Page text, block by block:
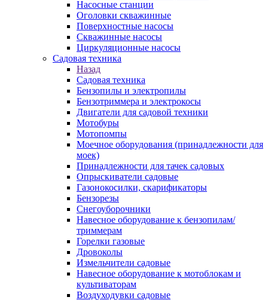
Насосные станции
Оголовки скважинные
Поверхностные насосы
Скважинные насосы
Циркуляционные насосы
Садовая техника
Назад
Садовая техника
Бензопилы и электропилы
Бензотриммера и электрокосы
Двигатели для садовой техники
Мотобуры
Мотопомпы
Моечное оборудования (принадлежности для
моек)
Принадлежности для тачек садовых
Опрыскиватели садовые
Газонокосилки, скарификаторы
Бензорезы
Снегоуборочники
Навесное оборудование к бензопилам/
триммерам
Горелки газовые
Дровоколы
Измельчители садовые
Навесное оборудование к мотоблокам и
культиваторам
Воздуходувки садовые